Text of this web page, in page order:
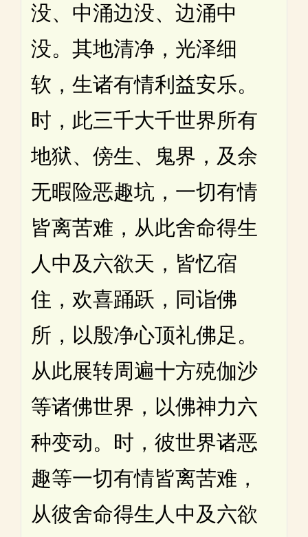
没、中涌边没、边涌中
没。其地清净，光泽细
软，生诸有情利益安乐。
时，此三千大千世界所有
地狱、傍生、鬼界，及余
无暇险恶趣坑，一切有情
皆离苦难，从此舍命得生
人中及六欲天，皆忆宿
住，欢喜踊跃，同诣佛
所，以殷净心顶礼佛足。
从此展转周遍十方殑伽沙
等诸佛世界，以佛神力六
种变动。时，彼世界诸恶
趣等一切有情皆离苦难，
从彼舍命得生人中及六欲